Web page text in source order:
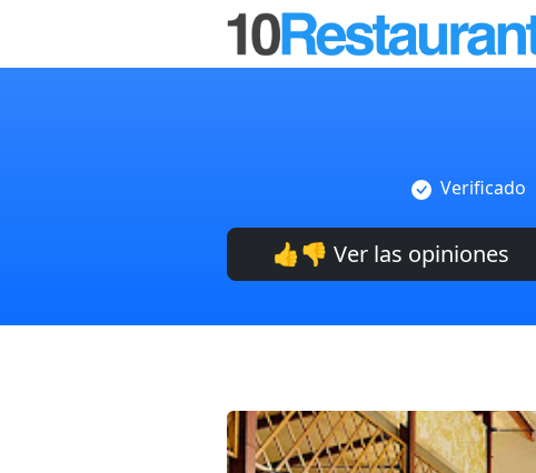
Verificado
👍👎 Ver las opiniones